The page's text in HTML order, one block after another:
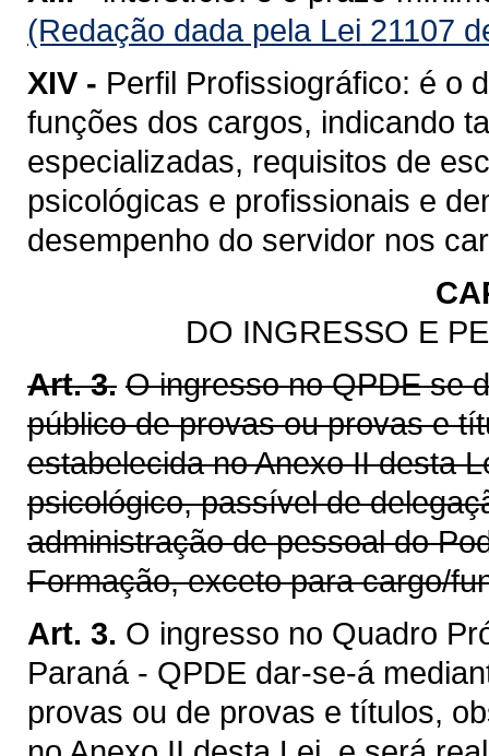
(Redação dada pela Lei 21107
XIV - Perfil Profissiográfico: é o
funções dos cargos, indicando
especializadas, requisitos de
psicológicas e profissionais e
desempenho do servidor nos
DO INGRESSO E
Art. 3. O ingresso no QPDE se
público de provas ou provas e
estabelecida no Anexo II desta
psicológico, passível de
administração de pessoal do
Formação, exceto para cargo/
Art. 3. O ingresso no Quadro
Paraná - QPDE dar-se-á
provas ou de provas e títulos,